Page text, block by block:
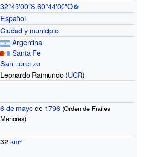
32°45′00″S60°44′00″O
Español
Ciudad y municipio
Argentina
Santa Fe
San Lorenzo
Leonardo Raimundo (UCR)
6 de mayode 1796 (Orden de Frailes
Menores)
32km²